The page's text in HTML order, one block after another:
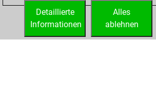
your Studies account
Studies
Alles
ablehnen
Detaillierte
Informationen